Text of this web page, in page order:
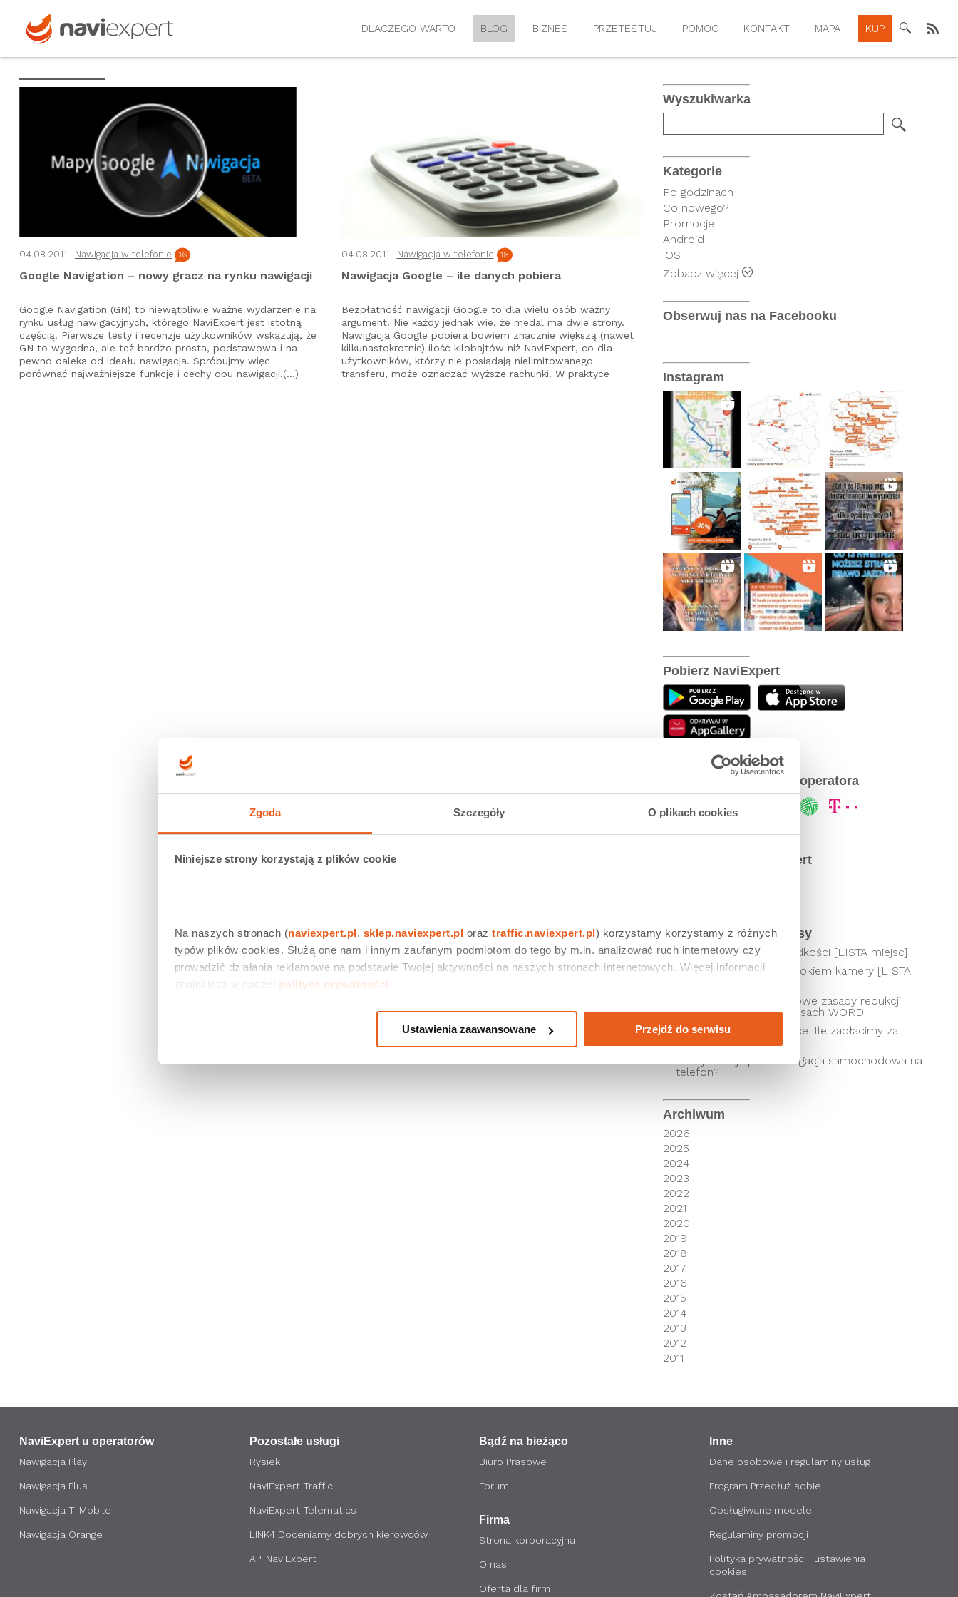
Zgoda Szczegóły O plikach cookies
Niniejsze strony korzystają z plików cookie
Na naszych stronach (naviexpert.pl, sklep.naviexpert.pl oraz traffic.naviexpert.pl) korzystamy korzystamy z różnych
typów plików cookies. Służą one nam i innym zaufanym podmiotom do tego by m.in. analizować ruch internetowy czy
prowadzić działania reklamowe na podstawie Twojej aktywności na naszych stronach internetowych. Więcej informacji
znajdziesz w naszej polityce prywatności
Ustawienia zaawansowane Przejdź do serwisu
DLACZEGO WARTO BLOG BIZNES PRZETESTUJ POMOC KONTAKT MAPA KUP
04.08.2011 | Nawigacja w telefonie 16
Google Navigation – nowy gracz na rynku nawigacji
Google Navigation (GN) to niewątpliwie ważne wydarzenie na
rynku usług nawigacyjnych, którego NaviExpert jest istotną
częścią. Pierwsze testy i recenzje użytkowników wskazują, że
GN to wygodna, ale też bardzo prosta, podstawowa i na
pewno daleka od ideału nawigacja. Spróbujmy więc
porównać najważniejsze funkcje i cechy obu nawigacji.(...)
04.08.2011 | Nawigacja w telefonie 18
Nawigacja Google – ile danych pobiera
Bezpłatność nawigacji Google to dla wielu osób ważny
argument. Nie każdy jednak wie, że medal ma dwie strony.
Nawigacja Google pobiera bowiem znacznie większą (nawet
kilkunastokrotnie) ilość kilobajtów niż NaviExpert, co dla
użytkowników, którzy nie posiadają nielimitowanego
transferu, może oznaczać wyższe rachunki. W praktyce
Wyszukiwarka
Kategorie
Po godzinach
Co nowego?
Promocje
Android
iOS
Rysiek
Telematyka
Wersje operatorskie
Zobacz więcej
Obserwuj nas na Facebooku
Instagram
Pobierz NaviExpert
NaviExpert u Twojego operatora
Społeczność NaviExpert
Najpopularniejsze wpisy
Odcinkowy pomiar prędkości [LISTA miejsc]
Kierowcy pod czujnym okiem kamery [LISTA
Punkty karne 2026 – nowe zasady redukcji
punktów i zmiany w kursach WORD
Ceny autostrad w Polsce. Ile zapłacimy za
przejazd autostradą?
Jaka jest najlepsza nawigacja samochodowa na
telefon?
Archiwum
2026
2025
2024
2023
2022
2021
2020
2019
2018
2017
2016
2015
2014
2013
2012
2011
NaviExpert u operatorów
Nawigacja Play
Nawigacja Plus
Nawigacja T-Mobile
Nawigacja Orange
Pozostałe usługi
Rysiek
NaviExpert Traffic
NaviExpert Telematics
LINK4 Doceniamy dobrych kierowców
API NaviExpert
Bądź na bieżąco
Biuro Prasowe
Forum
Firma
Strona korporacyjna
O nas
Oferta dla firm
Inne
Dane osobowe i regulaminy usług
Program Przedłuż sobie
Obsługiwane modele
Regulaminy promocji
Polityka prywatności i ustawienia
cookies